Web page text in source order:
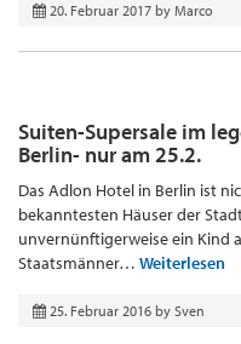
20. Februar 2017 by Marco
Suiten-Supersale im
Berlin- nur am 25.2.
Das Adlon Hotel in Berlin ist
bekanntesten Häuser der
unvernünftigerweise ein Kind
Staatsmänner… Weiterlesen
25. Februar 2016 by Sven